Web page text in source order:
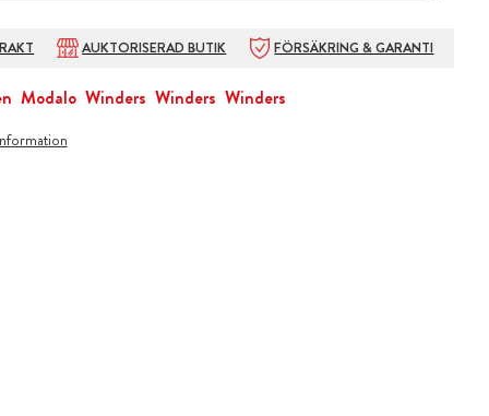
AUKTORISERAD BUTIK FÖRSÄKRING & GARANTI
Modalo Winders Winders Winders